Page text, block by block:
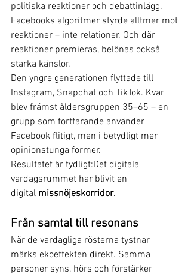
politiska reaktioner och debattinlägg.
Facebooks algoritmer styrde alltmer mot
reaktioner – inte relationer. Och där
reaktioner premieras, belönas också
starka känslor.
Den yngre generationen flyttade till
Instagram, Snapchat och TikTok. Kvar
blev främst åldersgruppen 35–65 – en
grupp som fortfarande använder
Facebook flitigt, men i betydligt mer
opinionstunga former.
Resultatet är tydligt:Det digitala
vardagsrummet har blivit en
digital missnöjeskorridor.
Från samtal till resonans
När de vardagliga rösterna tystnar
märks ekoeffekten direkt. Samma
personer syns, hörs och förstärker